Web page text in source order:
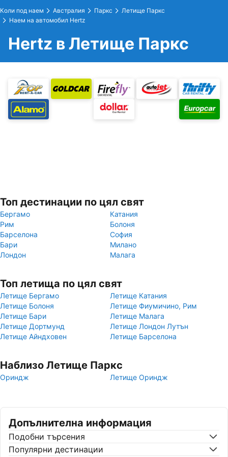
Коли под наем Австралия Паркс
Летище Паркс
Наем на автомобил Hertz
Hertz в Летище Паркс
Топ дестинации по цял свят
Бергамо
Катания
Рим
Болоня
Барселона
София
Бари
Милано
Лондон
Малага
Топ летища по цял свят
Летище Бергамо
Летище Катания
Летище Болоня
Летище Фиумичино, Рим
Летище Бари
Летище Малага
Летище Дортмунд
Летище Лондон Лутън
Летище Айндховен
Летище Барселона
Наблизо Летище Паркс
Ориндж Летище Ориндж
Допълнителна информация
Подобни търсения
Популярни дестинации